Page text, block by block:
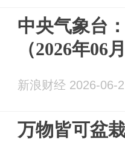
中央气象台
（2026年06
新浪财经 2026-06-
万物皆可盆